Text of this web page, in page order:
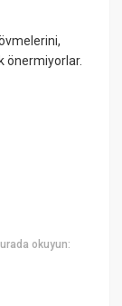
önermiyorlar.
okuyun: